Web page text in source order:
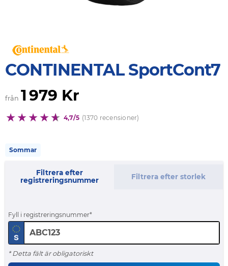
CONTINENTAL SportCont7
från 1 979 Kr
4,7/5 (1370 recensioner)
Sommar
Filtrera efter
registreringsnummer
Filtrera efter storlek
Fyll i registreringsnummer
* Detta fält är obligatoriskt